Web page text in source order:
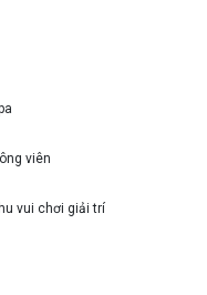
viên
vui chơi giải trí